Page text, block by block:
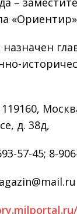
назначен
119160,
д. 38д,
57-45; 8-